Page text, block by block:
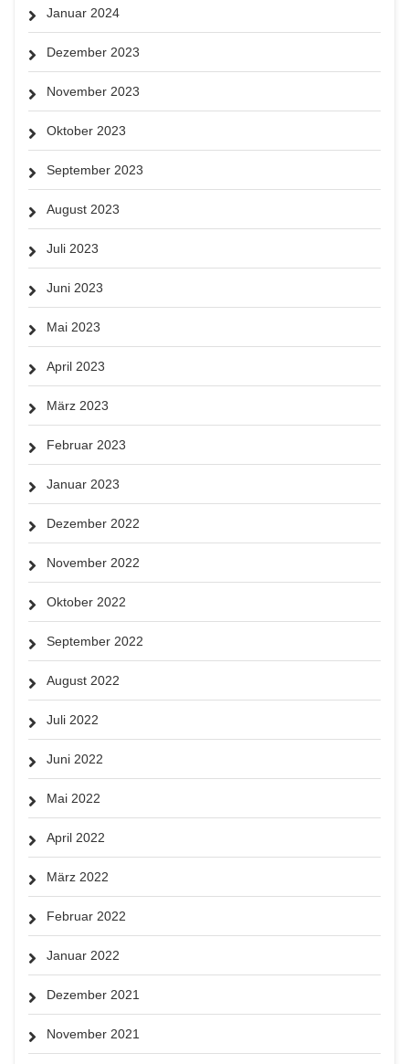
Januar 2024
Dezember 2023
November 2023
Oktober 2023
September 2023
August 2023
Juli 2023
Juni 2023
Mai 2023
April 2023
März 2023
Februar 2023
Januar 2023
Dezember 2022
November 2022
Oktober 2022
September 2022
August 2022
Juli 2022
Juni 2022
Mai 2022
April 2022
März 2022
Februar 2022
Januar 2022
Dezember 2021
November 2021